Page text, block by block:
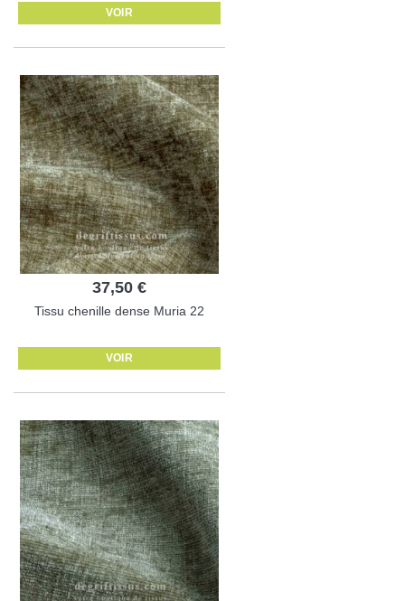
VOIR
37,50 €
Tissu chenille dense Muria 22
VOIR